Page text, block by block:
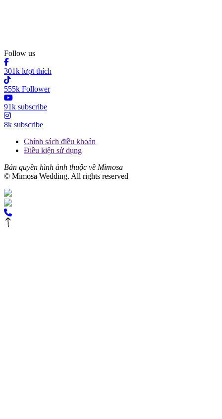
Follow us
301k lượt thích
555k Follower
91k subscribe
8k subscribe
Chính sách điều khoản
Điều kiện sử dụng
Bản quyền hình ảnh thuộc về Mimosa
© Mimosa Wedding. All rights reserved